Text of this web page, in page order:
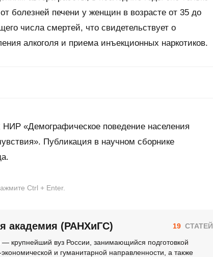
болезней печени у женщин в возрасте от 35 до
числа смертей, что свидетельствует о
алкоголя и приема инъекционных наркотиков.
«Демографическое поведение населения
Публикация в научном сборнике
Ctrl + Enter.
академия (РАНХиГС) 19 СТАТЕЙ
— крупнейший вуз России, занимающийся подготовкой
и гуманитарной направленности, а также